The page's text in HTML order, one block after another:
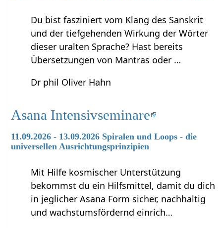
Du bist fasziniert vom Klang des Sanskrit
und der tiefgehenden Wirkung der Wörter
dieser uralten Sprache? Hast bereits
Übersetzungen von Mantras oder …
Dr phil Oliver Hahn
Asana Intensivseminare
11.09.2026 - 13.09.2026 Spiralen und Loops - die
universellen Ausrichtungsprinzipien
Mit Hilfe kosmischer Unterstützung
bekommst du ein Hilfsmittel, damit du dich
in jeglicher Asana Form sicher, nachhaltig
und wachstumsfördernd einrich…